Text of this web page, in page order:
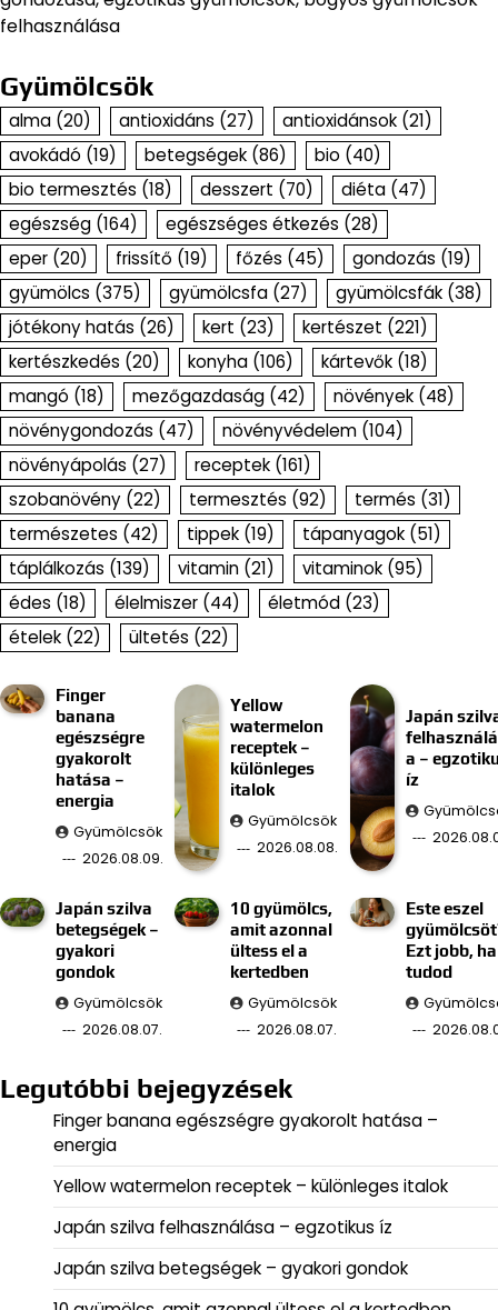
felhasználása
Gyümölcsök
alma (20) antioxidáns (27) antioxidánsok (21)
avokádó (19) betegségek (86) bio (40)
bio termesztés (18) desszert (70) diéta (47)
egészség (164) egészséges étkezés (28)
eper (20) frissítő (19) főzés (45) gondozás (19)
gyümölcs (375) gyümölcsfa (27) gyümölcsfák (38)
jótékony hatás (26) kert (23) kertészet (221)
kertészkedés (20) konyha (106) kártevők (18)
mangó (18) mezőgazdaság (42) növények (48)
növénygondozás (47) növényvédelem (104)
növényápolás (27) receptek (161)
szobanövény (22) termesztés (92) termés (31)
természetes (42) tippek (19) tápanyagok (51)
táplálkozás (139) vitamin (21) vitaminok (95)
édes (18) élelmiszer (44) életmód (23)
ételek (22) ültetés (22)
Finger
banana
egészségre
gyakorolt
hatása –
energia
Gyümölcsök
2026.08.09.
Yellow
watermelon
receptek –
különleges
italok
Gyümölcsök
2026.08.08.
Japán
a –
íz
Japán szilva
betegségek –
gyakori
gondok
Gyümölcsök
2026.08.07.
10 gyümölcs,
amit azonnal
ültess el a
kertedben
Gyümölcsök
2026.08.07.
Este eszel
Ezt jobb, ha
tudod
Legutóbbi bejegyzések
Finger banana egészségre gyakorolt hatása –
energia
Yellow watermelon receptek – különleges italok
Japán szilva felhasználása – egzotikus íz
Japán szilva betegségek – gyakori gondok